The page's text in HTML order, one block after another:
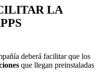
LA
deberá facilitar que los
que llegan preinstaladas